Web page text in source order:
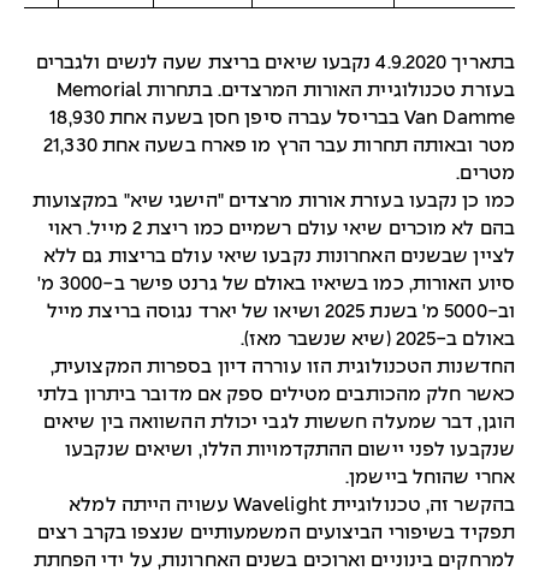
בתאריך 4.9.2020 נקבעו שיאים בריצת שעה לנשים ולגברים
בעזרת טכנולוגיית האורות המרצדים. בתחרות Memorial
Van Damme בבריסל עברה סיפן חסן בשעה אחת 18,930
מטר ובאותה תחרות עבר הרץ מו פארח בשעה אחת 21,330
מטרים.
כמו כן נקבעו בעזרת אורות מרצדים "הישגי שיא" במקצועות
בהם לא מוכרים שיאי עולם רשמיים כמו ריצת 2 מייל. ראוי
לציין שבשנים האחרונות נקבעו שיאי עולם בריצות גם ללא
סיוע האורות, כמו בשיאיו באולם של גרנט פישר ב-3000 מ'
וב-5000 מ' בשנת 2025 ושיאו של יארד נגוסה בריצת מייל
באולם ב-2025 (שיא שנשבר מאז).
החדשנות הטכנולוגית הזו עוררה דיון בספרות המקצועית,
כאשר חלק מהכותבים מטילים ספק אם מדובר ביתרון בלתי
הוגן, דבר שמעלה חששות לגבי יכולת ההשוואה בין שיאים
שנקבעו לפני יישום ההתקדמויות הללו, ושיאים שנקבעו
אחרי שהוחל ביישמן.
בהקשר זה, טכנולוגיית Wavelight עשויה הייתה למלא
תפקיד בשיפורי הביצועים המשמעותיים שנצפו בקרב רצים
למרחקים בינוניים וארוכים בשנים האחרונות, על ידי הפחתת